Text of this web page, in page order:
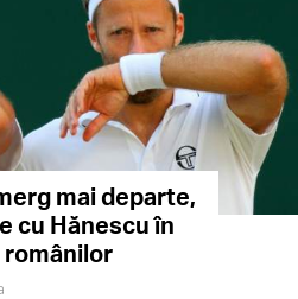
mai departe,
cu Hănescu în